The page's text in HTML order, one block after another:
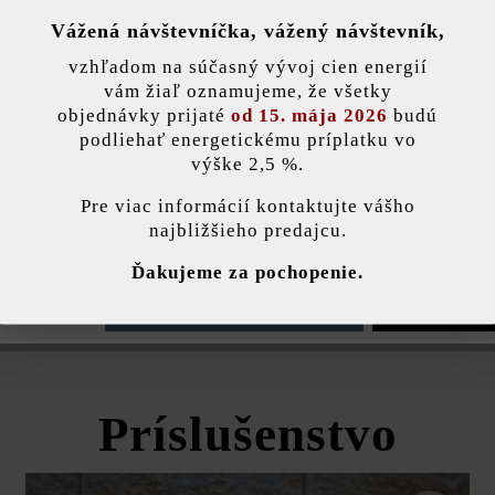
Informácie o produkte
tvárnicu, rezané tvárnice a kryciu platňu
technické listy produktov v rámci sekcie Stavebné tipy/služby.
Pokyny na ukladanie
musíte rešpektovať triedu betónu odporúčanú pre plniaci betón.
Pokyny k návrhu
Prevedenia a ceny
Príslušenstvo
používa súbory cookie, aby vám ponúkla najlepšiu možnú funkčnosť...
Povoliť všetky
Vážená návštevníčka, vážený návštevník,
vzhľadom na súčasný vývoj cien energií
vám žiaľ oznamujeme, že všetky
objednávky prijaté od 15. mája 2026 budú
podliehať energetickému príplatku vo
výške 2,5 %.
Pre viac informácií kontaktujte vášho
najbližšieho predajcu.
Ďakujeme za pochopenie.